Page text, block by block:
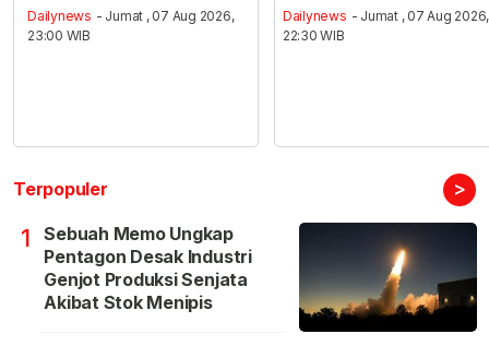
Dailynews - Jumat , 07 Aug 2026,
23:00 WIB
Dailynews - Jumat , 07 Aug 2026,
22:30 WIB
Terpopuler >
1
Sebuah Memo Ungkap
Pentagon Desak Industri
Genjot Produksi Senjata
Akibat Stok Menipis